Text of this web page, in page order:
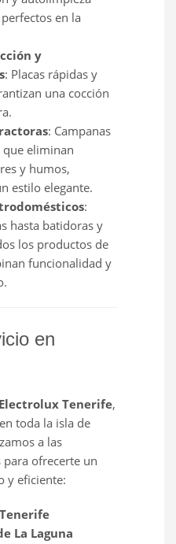
en la
y
: Placas rápidas y
una cocción
: Campanas
que eliminan
y humos,
estilo elegante.
:
hasta batidoras y
los productos de
funcionalidad y
en
Tenerife,
toda la isla de
a las
para ofrecerte un
y eficiente:
La Laguna